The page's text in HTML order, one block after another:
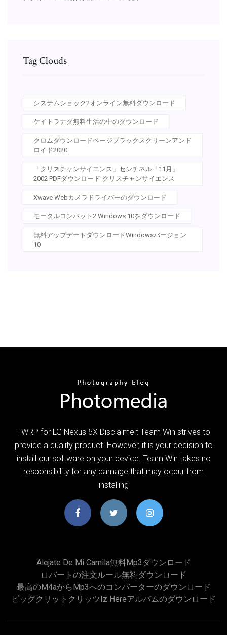
Tag Clouds
システムショック2オンライン無料ダウンロード
ケイトラナダ無料生活の中のダウンロード
クロムダウンロードページブラックスクリーンアンド
ロイド2020
「クリスチャンサイエンス」センチネル「11月」
2002 PDFダウンロード-クリスチャンサイエンス
Xwave Webカメラドライバーのダウンロード
モータルコンバット2 Windows 10をダウンロード
無料アップデートダウンロードWindowsバージョン
10
TWRP for LG Nexus 5X Disclaimer: Team Win strives to
provide a quality product. However, it is your decision to
install our software on your device. Team Win takes no
responsibility for any damage that may occur from
installing
Alejate De Mi Camila無料mp3ダウンロード
ロバートの注文ルール無料ダウンロード
最高のm4aからmp3へのコンバーターのダウンロード
ビッグクリットクリッツiz Hereアルバムのダウンロード